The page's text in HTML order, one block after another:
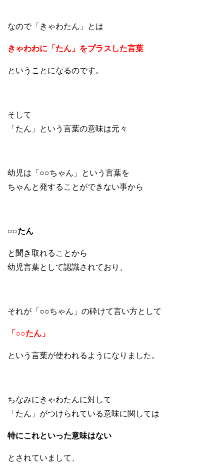
なので「きゃわたん」とは
きゃわわに「たん」をプラスした言葉
ということになるのです。
そして
「たん」という言葉の意味は元々
幼児は「○○ちゃん」という言葉を
ちゃんと発することができない事から
○○たん
と聞き取れることから
幼児言葉として認識されており、
それが「○○ちゃん」の砕けて言い方として
「○○たん」
という言葉が使われるようになりました。
ちなみにきゃわたんに対して
「たん」がつけられている意味に関しては
特にこれといった意味はない
とされていまして、